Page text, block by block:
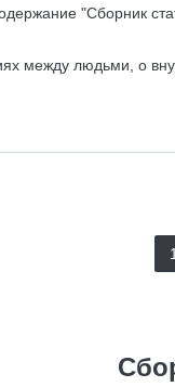
"Сборник
между людьми, о
1